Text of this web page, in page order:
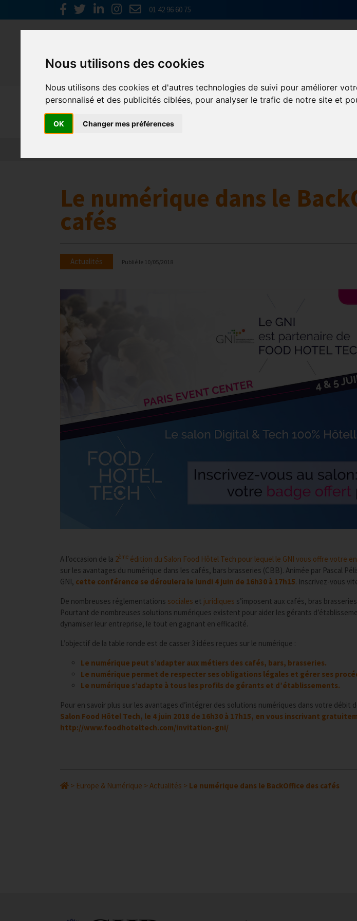
Nous utilisons des cookies
Nous utilisons des cookies et d'autres technologies de suivi pour améliorer
personnalisé et des publicités ciblées, pour analyser le trafic de notre site et
OK Changer mes préférences
01 42 96 60 75
Europe & Numérique
Le numérique dans le
cafés
Actualités Publié le 10/05/2018
A l’occasion de la 2ème édition du Salon Food Hôtel Tech pour lequel le GNI vous offre votre
sur les avantages du numérique dans les cafés, bars brasseries (CBB). Animée par Pascal
GNI, cette conférence se déroulera le lundi 4 juin de 16h30 à 17h15. Inscrivez-vous
De nombreuses réglementations sociales et juridiques s’imposent aux cafés, bras
Pourtant de nombreuses solutions numériques existent pour aider les gérants
dynamiser leur entreprise, le tout en gagnant en efficacité.
L’objectif de la table ronde est de casser 3 idées reçues sur le numérique :
Le numérique peut s’adapter aux métiers des cafés, bars, brasseries.
Le numérique permet de respecter ses obligations légales et gérer ses
Le numérique s’adapte à tous les profils de gérants et d’établissements.
Pour en savoir plus sur les avantages d’intégrer des solutions numériques dans votre débit
Salon Food Hôtel Tech, le 4 juin 2018 de 16h30 à 17h15, en vous inscrivant
http://www.foodhoteltech.com/invitation-gni/
> Europe & Numérique >Actualités > Le numérique dans le BackOffice des cafés